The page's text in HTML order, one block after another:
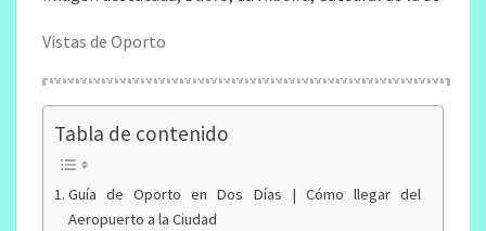
Vistas de Oporto
Tabla de contenido
Guía de Oporto en Dos Días | Cómo llegar del
Aeropuerto a la Ciudad